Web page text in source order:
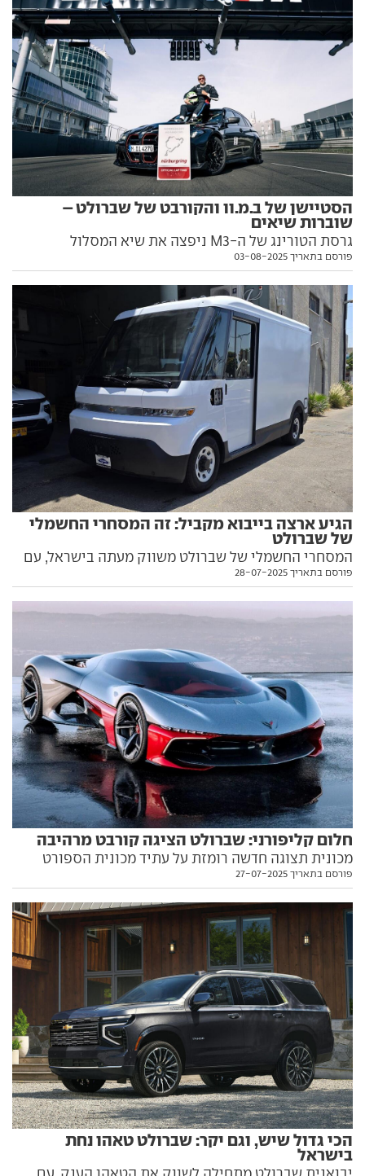
הסטיישן של ב.מ.וו והקורבט של שברולט –
שוברות שיאים
גרסת הטורינג של ה-M3 ניפצה את שיא המסלול
בנורבורגרינג למכוניות סטיישן עם הקפה מדהימה,
פורסם בתאריך 03-08-2025
הגיע ארצה בייבוא מקביל: זה המסחרי החשמלי
של שברולט
המסחרי החשמלי של שברולט משווק מעתה בישראל, עם
לרכוש אותו
פורסם בתאריך 28-07-2025
חלום קליפורני: שברולט הציגה קורבט מרהיבה
מכונית תצוגה חדשה רומזת על עתיד מכונית הספורט
האגדית, ועוצבה בהשראת דרום קליפורניה. אז מדוע אין
פורסם בתאריך 27-07-2025
הכי גדול שיש, וגם יקר: שברולט טאהו נחת
בישראל